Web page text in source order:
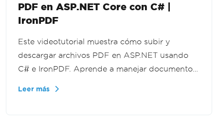
PDF en ASP.NET Core con C# |
IronPDF
Este videotutorial muestra cómo subir y
descargar archivos PDF en ASP.NET usando
C# e IronPDF. Aprende a manejar documentos
Leer más